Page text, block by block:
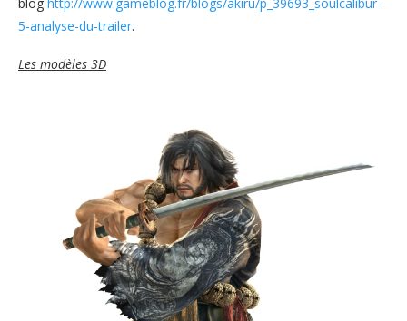
5-analyse-du-trailer.
Les modèles 3D